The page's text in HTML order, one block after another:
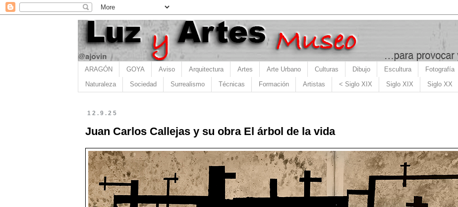
ARAGÓN GOYA Aviso Arquitectura Artes Arte Urbano Culturas Dibujo Escultura Fotografía
Naturaleza Sociedad Surrealismo Técnicas Formación Artistas < Siglo XIX Siglo XIX Siglo XX
12.9.25
Juan Carlos Callejas y su obra El árbol de la vida